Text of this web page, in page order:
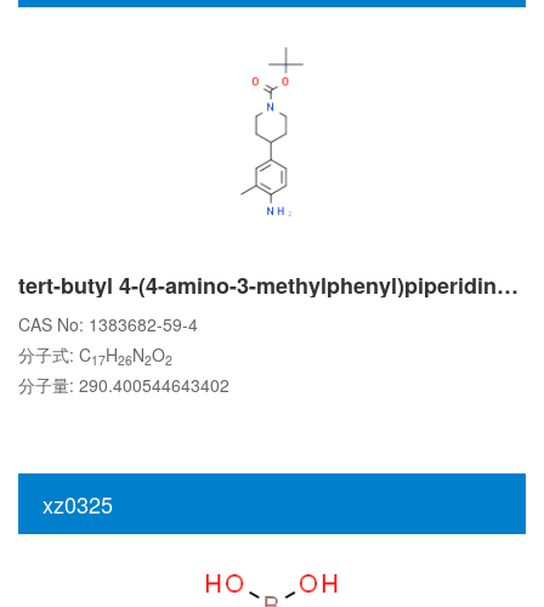
tert-butyl 4-(4-amino-3-methylphenyl)piperidine-1-carboxylate
CAS No: 1383682-59-4
分子式: C17H26N2O2
分子量: 290.400544643402
xz0325